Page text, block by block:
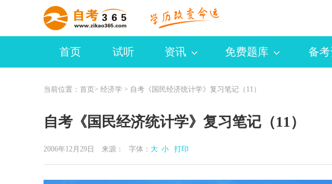
首页 试听 资讯 免费题库 备
当前位置： 首页> 经济学 > 自考《国民经济统计学》复习笔记（11）
自考《国民经济统计学》复习笔记（11）
2006年12月29日 来源： 字体： 大 小 打印